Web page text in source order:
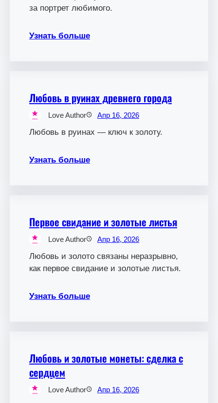
за портрет любимого.
Узнать больше
Любовь в руинах древнего города
Love Author Апр 16, 2026
Любовь в руинах — ключ к золоту.
Узнать больше
Первое свидание и золотые листья
Love Author Апр 16, 2026
Любовь и золото связаны неразрывно,
как первое свидание и золотые листья.
Узнать больше
Любовь и золотые монеты: сделка с
сердцем
Love Author Апр 16, 2026